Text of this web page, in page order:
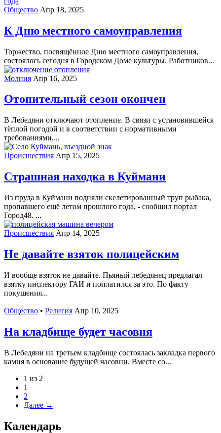
Общество Апр 18, 2025
К Дню местного самоуправления
Торжество, посвящённое Дню местного самоуправления,
состоялось сегодня в Городском Доме культуры. Работников...
Молния Апр 16, 2025
Отопительный сезон окончен
В Лебедяни отключают отопление. В связи с установившейся
тёплой погодой и в соответствии с нормативными
требованиями,...
Происшествия Апр 15, 2025
Страшная находка в Куймани
Из пруда в Куймани подняли скелетированный труп рыбака,
пропавшего ещё летом прошлого года, - сообщил портал
Город48. ...
Происшествия Апр 14, 2025
Не давайте взяток полицейским
И вообще взяток не давайте. Пьяный лебедянец предлагал
взятку инспектору ГАИ и поплатился за это. По факту
покушения...
Общество • Религия Апр 10, 2025
На кладбище будет часовня
В Лебедяни на третьем кладбище состоялась закладка первого
камня в основание будущей часовни. Вместе со...
1 из 2
1
2
Далее →
Календарь